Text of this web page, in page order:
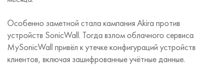
Особенно заметной стала кампания Akira против
устройств SonicWall. Тогда взлом облачного сервиса
MySonicWall привёл к утечке конфигураций устройств
клиентов, включая зашифрованные учётные данные.